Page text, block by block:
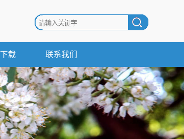
载 联系我们